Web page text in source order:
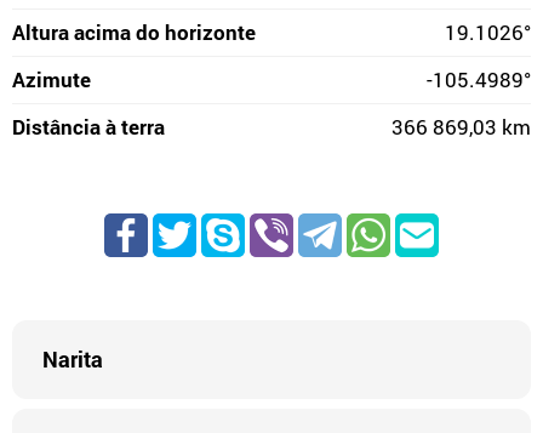
Altura acima do horizonte
19.1026°
Azimute
-105.4989°
Distância à terra
366 869,03 km
Narita